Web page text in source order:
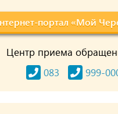
портал «Мой
Центр приема
083
999-